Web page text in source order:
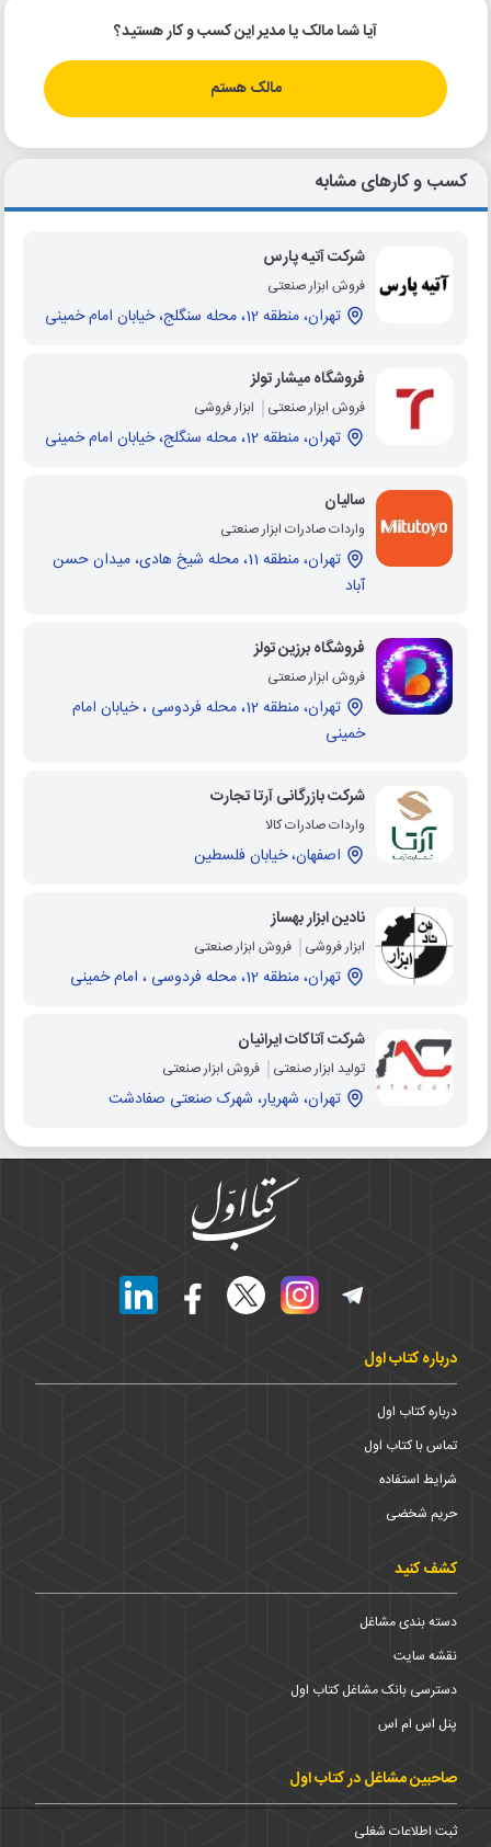
آیا شما مالک یا مدیر این کسب و کار هستید؟
مالک هستم
کسب و کارهای مشابه
شرکت آتیه پارس
فروش ابزار صنعتی
تهران، منطقه 12، محله سنگلج، خیابان امام خمینی
فروشگاه میشار تولز
فروش ابزار صنعتی ابزار فروشی
تهران، منطقه 12، محله سنگلج، خیابان امام خمینی
سالیان
واردات صادرات ابزار صنعتی
تهران، منطقه 11، محله شیخ هادی، میدان حسن
آباد
فروشگاه برزین تولز
فروش ابزار صنعتی
تهران، منطقه 12، محله فردوسی ، خیابان امام
خمینی
شرکت بازرگانی آرتا تجارت
واردات صادرات کالا
اصفهان، خیابان فلسطین
نادین ابزار بهساز
ابزار فروشی فروش ابزار صنعتی
تهران، منطقه 12، محله فردوسی ، امام خمینی
شرکت آتاکات ایرانیان
تولید ابزار صنعتی فروش ابزار صنعتی
تهران، شهریار، شهرک صنعتی صفادشت
درباره کتاب اول
درباره کتاب اول
تماس با کتاب اول
شرایط استفاده
حریم شخضی
کشف کنید
دسته بندی مشاغل
نقشه سایت
دسترسی بانک مشاغل کتاب اول
پنل اس ام اس
صاحبین مشاغل در کتاب اول
ثبت اطلاعات شغلی